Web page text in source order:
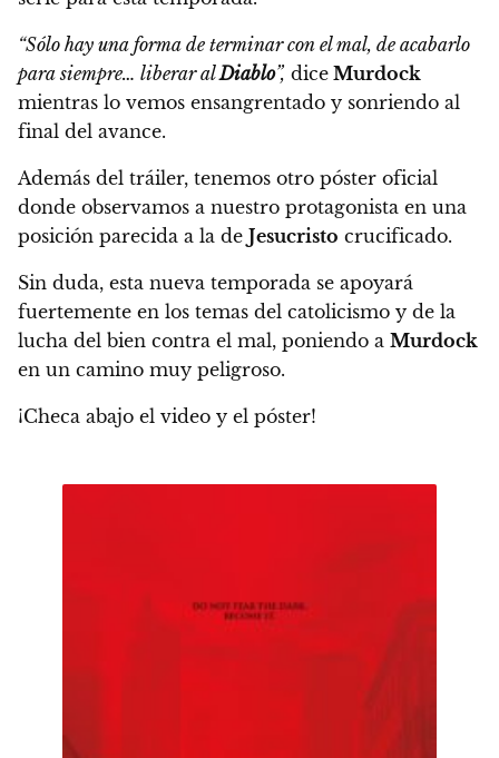
“Sólo hay una forma de terminar con el mal, de acabarlo
para siempre… liberar alDiablo”, dice Murdock
mientras lo vemos ensangrentado y sonriendo al
final del avance.
Además del tráiler, tenemos otro póster oficial
donde observamos a nuestro protagonista en una
posición parecida a la de Jesucristo crucificado.
Sin duda, esta nueva temporada se apoyará
fuertemente en los temas del catolicismo y de la
lucha del bien contra el mal, poniendo a Murdock
en un camino muy peligroso.
¡Checa abajo el video y el póster!